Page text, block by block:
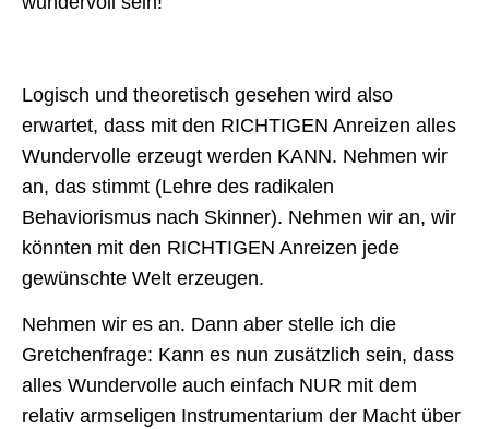
Logisch und theoretisch gesehen wird also
erwartet, dass mit den RICHTIGEN Anreizen alles
Wundervolle erzeugt werden KANN. Nehmen wir
an, das stimmt (Lehre des radikalen
Behaviorismus nach Skinner). Nehmen wir an, wir
könnten mit den RICHTIGEN Anreizen jede
gewünschte Welt erzeugen.
Nehmen wir es an. Dann aber stelle ich die
Gretchenfrage: Kann es nun zusätzlich sein, dass
alles Wundervolle auch einfach NUR mit dem
relativ armseligen Instrumentarium der Macht über